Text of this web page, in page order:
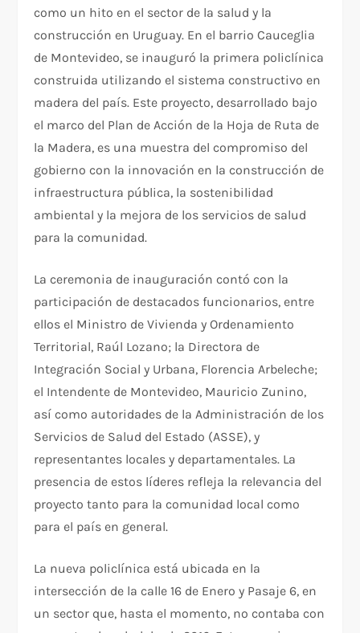
como un hito en el sector de la salud y la
construcción en Uruguay. En el barrio Cauceglia
de Montevideo, se inauguró la primera policlínica
construida utilizando el sistema constructivo en
madera del país. Este proyecto, desarrollado bajo
el marco del Plan de Acción de la Hoja de Ruta de
la Madera, es una muestra del compromiso del
gobierno con la innovación en la construcción de
infraestructura pública, la sostenibilidad
ambiental y la mejora de los servicios de salud
para la comunidad.
La ceremonia de inauguración contó con la
participación de destacados funcionarios, entre
ellos el Ministro de Vivienda y Ordenamiento
Territorial, Raúl Lozano; la Directora de
Integración Social y Urbana, Florencia Arbeleche;
el Intendente de Montevideo, Mauricio Zunino,
así como autoridades de la Administración de los
Servicios de Salud del Estado (ASSE), y
representantes locales y departamentales. La
presencia de estos líderes refleja la relevancia del
proyecto tanto para la comunidad local como
para el país en general.
La nueva policlínica está ubicada en la
intersección de la calle 16 de Enero y Pasaje 6, en
un sector que, hasta el momento, no contaba con